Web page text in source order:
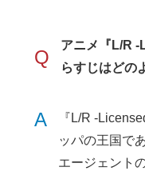
Q
アニメ『L/R
らすじはどの
A
『L/R -
ッパの王国で
エージェント